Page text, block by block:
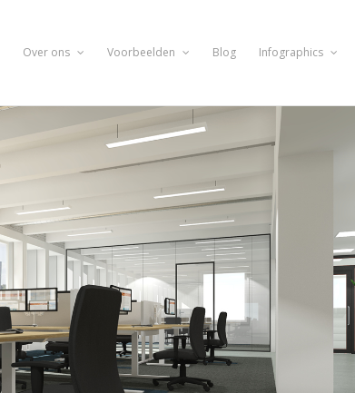
Over ons Voorbeelden Blog Infographics